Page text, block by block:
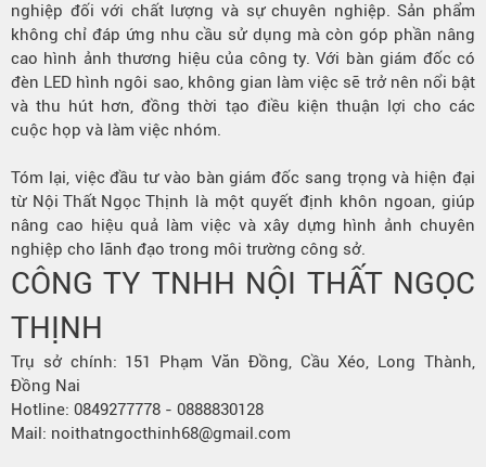
nghiệp đối với chất lượng và sự chuyên nghiệp. Sản phẩm
không chỉ đáp ứng nhu cầu sử dụng mà còn góp phần nâng
cao hình ảnh thương hiệu của công ty. Với bàn giám đốc có
đèn LED hình ngôi sao, không gian làm việc sẽ trở nên nổi bật
và thu hút hơn, đồng thời tạo điều kiện thuận lợi cho các
cuộc họp và làm việc nhóm.
Tóm lại, việc đầu tư vào bàn giám đốc sang trọng và hiện đại
từ Nội Thất Ngọc Thịnh là một quyết định khôn ngoan, giúp
nâng cao hiệu quả làm việc và xây dựng hình ảnh chuyên
nghiệp cho lãnh đạo trong môi trường công sở.
CÔNG TY TNHH NỘI THẤT NGỌC
THỊNH
Trụ sở chính: 151 Phạm Văn Đồng, Cầu Xéo, Long Thành,
Đồng Nai
Hotline: 0849277778 - 0888830128
Mail: noithatngocthinh68@gmail.com